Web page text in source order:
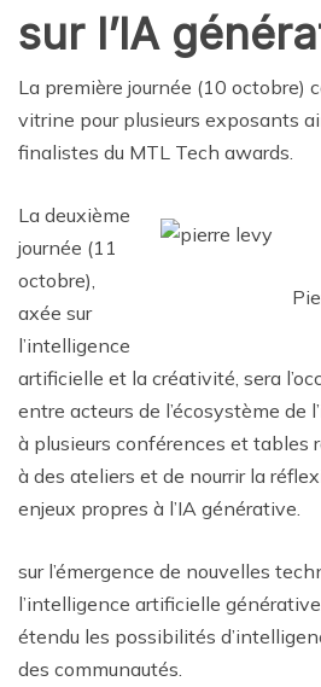
sur l’IA
La première journée (10 octobre)
vitrine pour plusieurs exposants
finalistes du MTL Tech awards.
La deuxième
journée (11
octobre),
axée sur
l’intelligence
artificielle et la créativité, sera
entre acteurs de l’écosystème de
à plusieurs conférences et tables
à des ateliers et de nourrir la
enjeux propres à l’IA générative.
sur l’émergence de nouvelles
l’intelligence artificielle
étendu les possibilités
des communautés.